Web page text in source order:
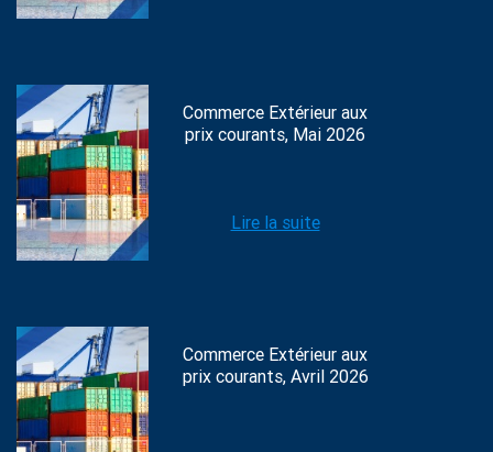
Commerce Extérieur aux
prix courants, Mai 2026
Lire la suite
Commerce Extérieur aux
prix courants, Avril 2026